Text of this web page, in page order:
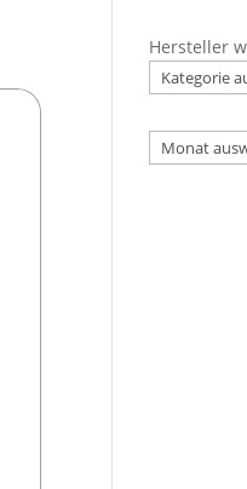
Hersteller
Archiv